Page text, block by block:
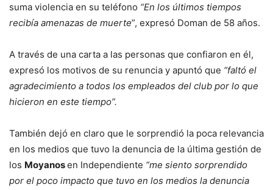
suma violencia en su teléfono “En los últimos tiempos
recibía amenazas de muerte”, expresó Doman de 58 años.
A través de una carta a las personas que confiaron en él,
expresó los motivos de su renuncia y apuntó que “faltó el
agradecimiento a todos los empleados del club por lo que
hicieron en este tiempo”.
También dejó en claro que le sorprendió la poca relevancia
en los medios que tuvo la denuncia de la última gestión de
los Moyanosen Independiente “me siento sorprendido
por el poco impacto que tuvo en los medios la denuncia